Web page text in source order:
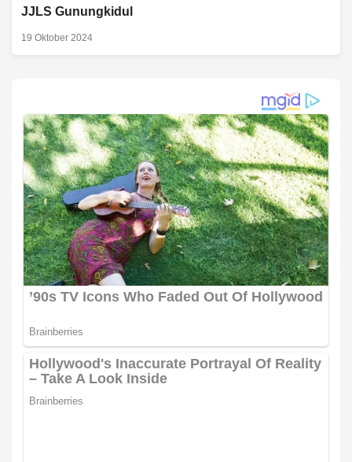
JJLS Gunungkidul
19 Oktober 2024